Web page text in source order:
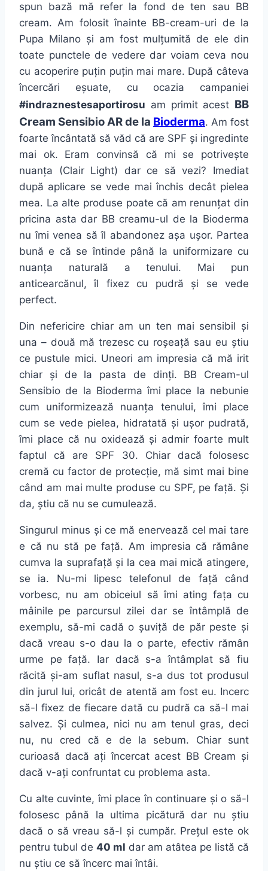
spun bază mă refer la fond de ten sau BB
cream. Am folosit înainte BB-cream-uri de la
Pupa Milano și am fost mulțumită de ele din
toate punctele de vedere dar voiam ceva nou
cu acoperire puțin puțin mai mare. După câteva
încercări eșuate, cu ocazia campaniei
#indraznestesaportirosu am primit acest BB
Cream Sensibio AR de la Bioderma. Am fost
foarte încântată să văd că are SPF și ingredinte
mai ok. Eram convinsă că mi se potrivește
nuanța (Clair Light) dar ce să vezi? Imediat
după aplicare se vede mai închis decât pielea
mea. La alte produse poate că am renunțat din
pricina asta dar BB creamu-ul de la Bioderma
nu îmi venea să îl abandonez așa ușor. Partea
bună e că se întinde până la uniformizare cu
nuanța naturală a tenului. Mai pun
anticearcănul, îl fixez cu pudră și se vede
perfect.
Din nefericire chiar am un ten mai sensibil și
una – două mă trezesc cu roșeață sau eu știu
ce pustule mici. Uneori am impresia că mă irit
chiar și de la pasta de dinți. BB Cream-ul
Sensibio de la Bioderma îmi place la nebunie
cum uniformizează nuanța tenului, îmi place
cum se vede pielea, hidratată și ușor pudrată,
îmi place că nu oxidează și admir foarte mult
faptul că are SPF 30. Chiar dacă folosesc
cremă cu factor de protecție, mă simt mai bine
când am mai multe produse cu SPF, pe față. Și
da, știu că nu se cumulează.
Singurul minus și ce mă enervează cel mai tare
e că nu stă pe față. Am impresia că rămâne
cumva la suprafață și la cea mai mică atingere,
se ia. Nu-mi lipesc telefonul de față când
vorbesc, nu am obiceiul să îmi ating fața cu
mâinile pe parcursul zilei dar se întâmplă de
exemplu, să-mi cadă o șuviță de păr peste și
dacă vreau s-o dau la o parte, efectiv rămân
urme pe față. Iar dacă s-a întâmplat să fiu
răcită și-am suflat nasul, s-a dus tot produsul
din jurul lui, oricât de atentă am fost eu. Incerc
să-l fixez de fiecare dată cu pudră ca să-l mai
salvez. Și culmea, nici nu am tenul gras, deci
nu, nu cred că e de la sebum. Chiar sunt
curioasă dacă ați încercat acest BB Cream și
dacă v-ați confruntat cu problema asta.
Cu alte cuvinte, îmi place în continuare și o să-l
folosesc până la ultima picătură dar nu știu
dacă o să vreau să-l și cumpăr. Prețul este ok
pentru tubul de 40 ml dar am atâtea pe listă că
nu știu ce să încerc mai întâi.